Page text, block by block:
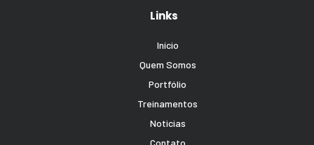
Links
Início
Quem Somos
Portfólio
Treinamentos
Noticias